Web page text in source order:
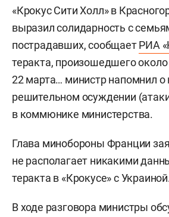
«Крокус Сити Холл» в
выразил солидарность с
пострадавших, сообщаетРИА
теракта, произошедшего
22 марта… министр напомнил
решительном осуждении
в коммюнике министерства.
Глава минобороны Франции
не располагает никакими
теракта в «Крокусе» с
В ходе разговора министры